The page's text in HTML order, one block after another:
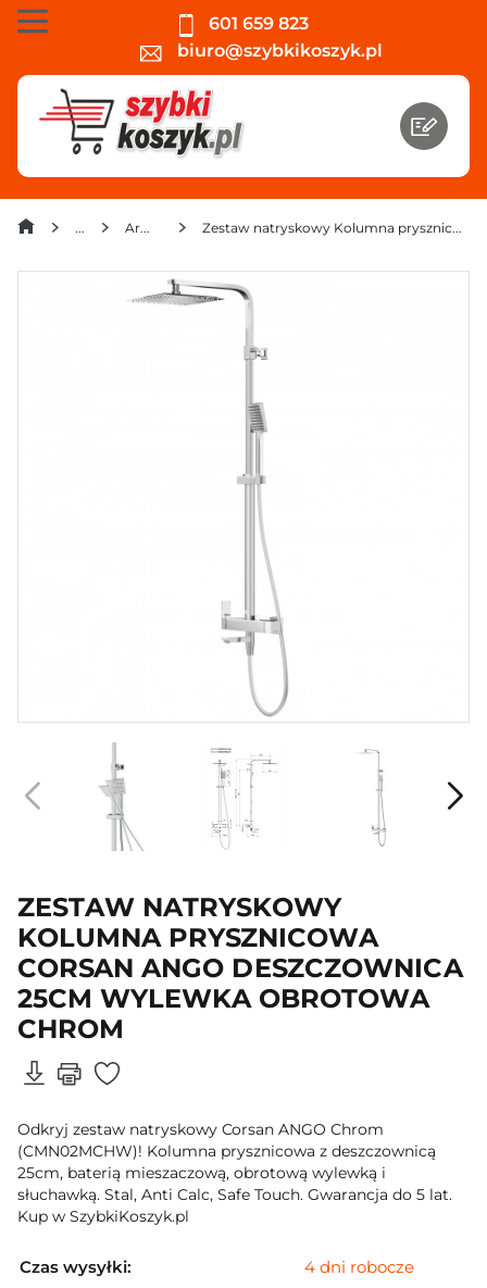
601 659 823
biuro@szybkikoszyk.pl
Armatura i hydraulika Zestaw natryskowy Kolumna prysznicowa Corsan ANGO Deszczownica 25cm Wylewka obrotowa Chrom
ZESTAW NATRYSKOWY
KOLUMNA PRYSZNICOWA
CORSAN ANGO DESZCZOWNICA
25CM WYLEWKA OBROTOWA
CHROM
Odkryj zestaw natryskowy Corsan ANGO Chrom
(CMN02MCHW)! Kolumna prysznicowa z deszczownicą
25cm, baterią mieszaczową, obrotową wylewką i
słuchawką. Stal, Anti Calc, Safe Touch. Gwarancja do 5 lat.
Kup w SzybkiKoszyk.pl
Czas wysyłki:
4 dni robocze